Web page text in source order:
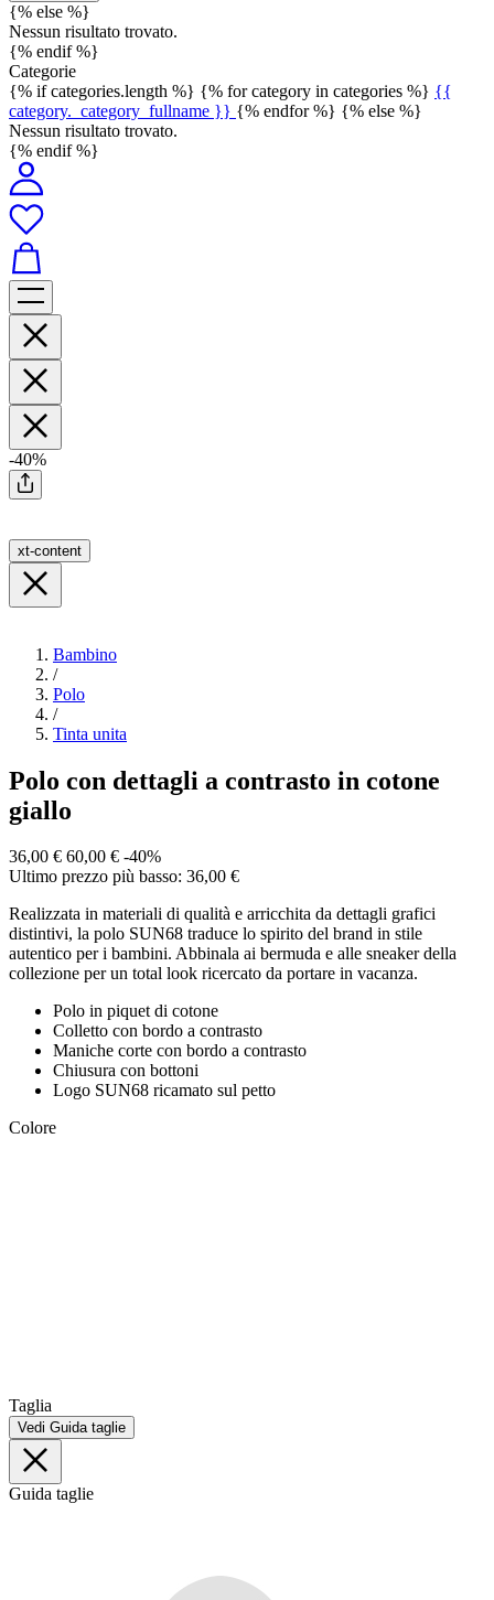
{% else %}
Nessun risultato trovato.
{% endif %}
Categorie
{% if categories.length %} {% for category in categories %} {{
category._category_fullname }} {% endfor %} {% else %}
Nessun risultato trovato.
{% endif %}
-40%
xt-content
Bambino
/
Polo
/
Tinta unita
Polo con dettagli a contrasto in cotone
giallo
36,00 € 60,00 € -40%
Ultimo prezzo più basso: 36,00 €
Realizzata in materiali di qualità e arricchita da dettagli grafici
distintivi, la polo SUN68 traduce lo spirito del brand in stile
autentico per i bambini. Abbinala ai bermuda e alle sneaker della
collezione per un total look ricercato da portare in vacanza.
Polo in piquet di cotone
Colletto con bordo a contrasto
Maniche corte con bordo a contrasto
Chiusura con bottoni
Logo SUN68 ricamato sul petto
Colore
Taglia
Vedi Guida taglie
Guida taglie